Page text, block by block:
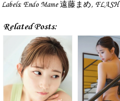
Labels: Endo Mame 遠藤まめ, FLASH
Related Posts: